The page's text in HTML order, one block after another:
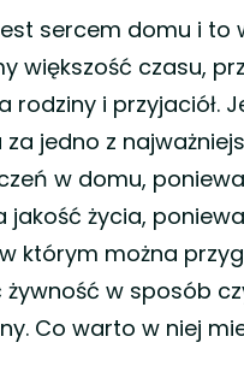
sercem domu i to
większość czasu,
rodziny i przyjaciół.
za jedno z
w domu,
jakość życia,
którym można
w sposób
Co warto w niej